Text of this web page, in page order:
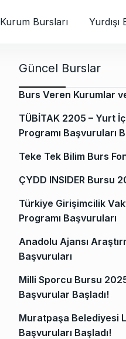
Kurum Bursları Yurdışı
Güncel Burslar
Burs Veren Kurumlar
TÜBİTAK 2205 – Yurt
Programı Başvuruları
Teke Tek Bilim Burs
ÇYDD INSIDER Bursu
Türkiye Girişimcilik
Programı Başvuruları
Anadolu Ajansı
Başvuruları
Milli Sporcu Bursu
Başvurular Başladı!
Muratpaşa Belediyesi
Başvuruları Başladı!